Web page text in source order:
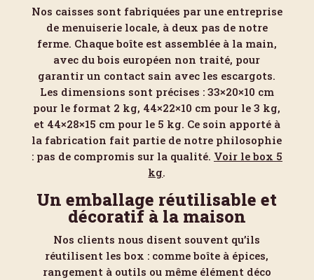
Nos caisses sont fabriquées par une entreprise
de menuiserie locale, à deux pas de notre
ferme. Chaque boîte est assemblée à la main,
avec du bois européen non traité, pour
garantir un contact sain avec les escargots.
Les dimensions sont précises : 33×20×10 cm
pour le format 2 kg, 44×22×10 cm pour le 3 kg,
et 44×28×15 cm pour le 5 kg. Ce soin apporté à
la fabrication fait partie de notre philosophie
: pas de compromis sur la qualité. Voir le box 5
kg.
Un emballage réutilisable et
décoratif à la maison
Nos clients nous disent souvent qu’ils
réutilisent les box : comme boîte à épices,
rangement à outils ou même élément déco